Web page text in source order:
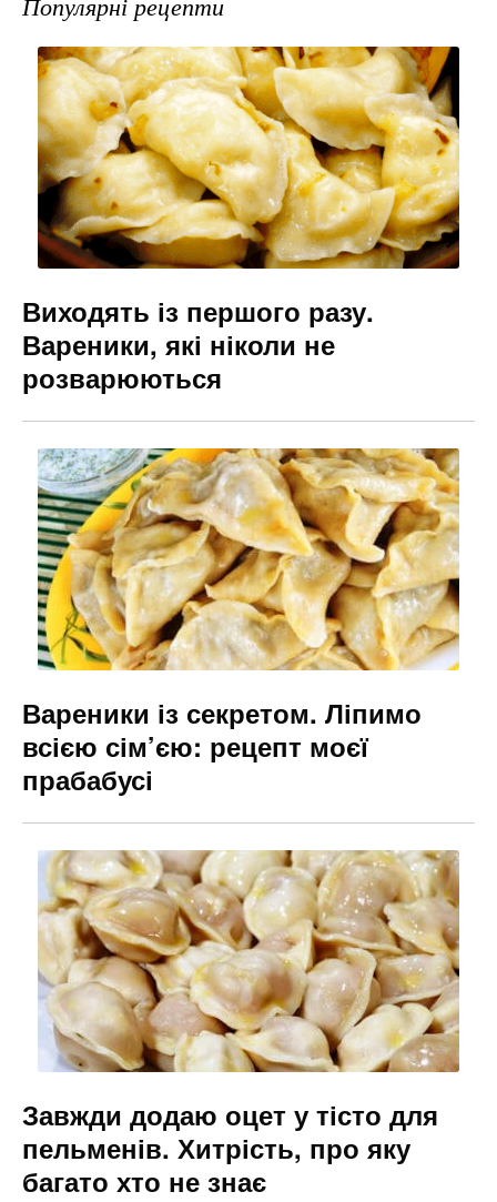
b
o
o
k
a
m
e
n
g
er
Виходять із першого разу.
Вареники, які ніколи не
розварюються
Вареники із секретом. Ліпимо
всією сім’єю: рецепт моєї
прабабусі
Завжди додаю оцет у тісто для
пельменів. Хитрість, про яку
багато хто не знає